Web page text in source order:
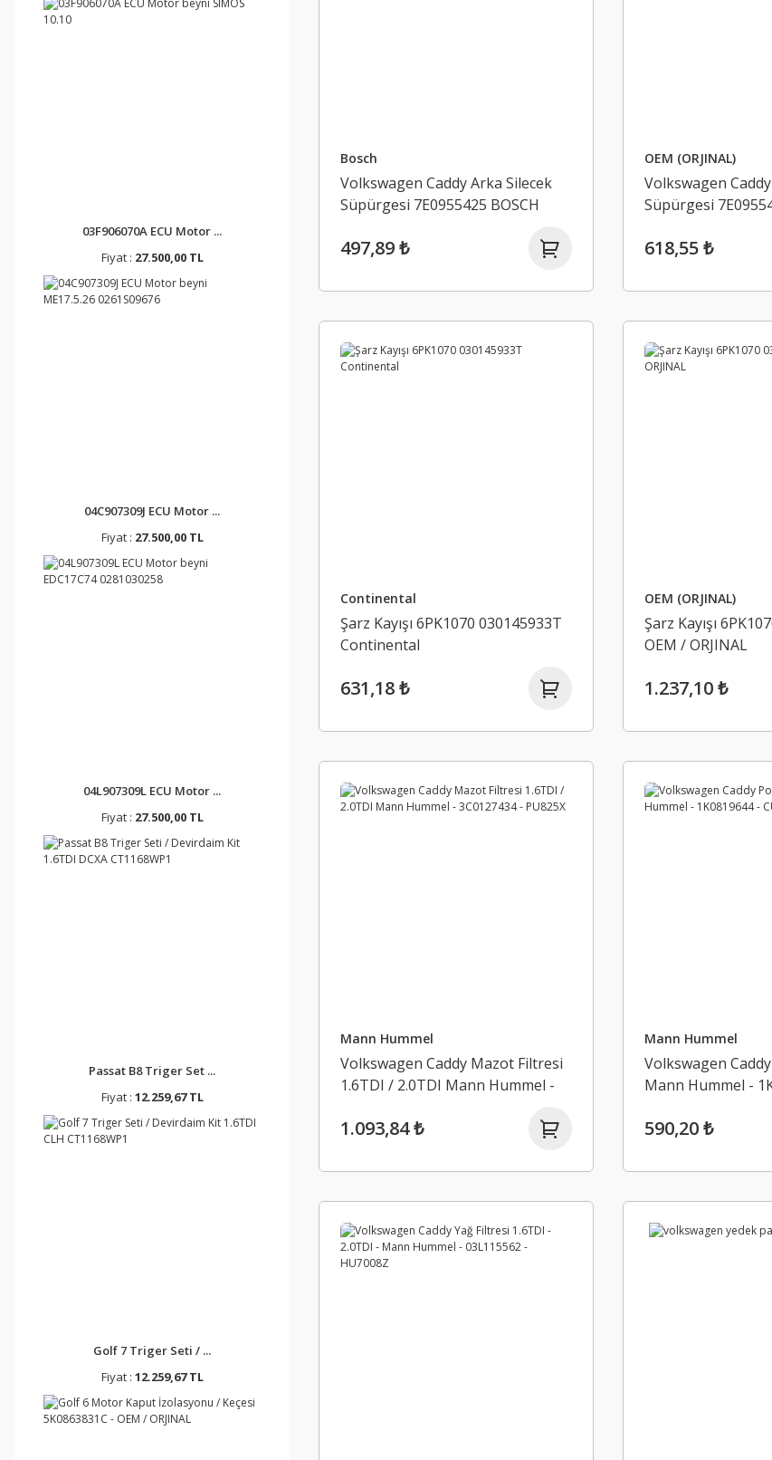
03F906070A ECU Motor ...
Fiyat : 27.500,00 TL
04C907309J ECU Motor ...
Fiyat : 27.500,00 TL
04L907309L ECU Motor ...
Fiyat : 27.500,00 TL
Passat B8 Triger Set ...
Fiyat : 12.259,67 TL
Golf 7 Triger Seti / ...
Fiyat : 12.259,67 TL
Bosch
Volkswagen Caddy Arka Silecek
Süpürgesi 7E0955425 BOSCH
497,89 ₺
OEM (ORJINAL)
Volkswagen
Süpürgesi
618,55 ₺
Continental
Şarz Kayışı 6PK1070 030145933T
Continental
631,18 ₺
OEM (ORJINAL)
Şarz Kayışı
OEM / ORJINAL
1.237,10 ₺
Mann Hummel
Volkswagen Caddy Mazot Filtresi
1.6TDI / 2.0TDI Mann Hummel -
1.093,84 ₺
Mann Hummel
Volkswagen
Mann Hummel -
590,20 ₺